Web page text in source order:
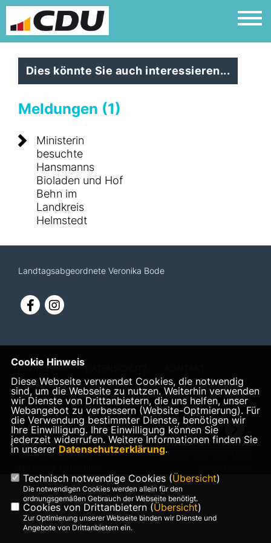
Dies könnte Sie auch interessieren...
Meldungen (1)
Ministerin
besuchte
Hansmanns
Bioladen und Hof
Behn im
Landkreis
Helmstedt
Landtagsabgeordnete Veronika Bode
IMPRESSUM
CDU in Niedersachsen
CDU Deutschlands
©2026 Veronika Bode
Realisation: Sharkness Media
Cookie Hinweis
Diese Webseite verwendet Cookies, die notwendig
sind, um die Webseite zu nutzen. Weiterhin verwenden
wir Dienste von Drittanbietern, die uns helfen, unser
Webangebot zu verbessern (Website-Optmierung). Für
die Verwendung bestimmter Dienste, benötigen wir
Ihre Einwilligung. Ihre Einwilligung können Sie
jederzeit widerrufen. Weitere Informationen finden Sie
in unserer Datenschutzerklärung.
Technisch notwendige Cookies (Übersicht)
Die notwendigen Cookies werden allein für den
ordnungsgemäßen Gebrauch der Webseite benötigt.
Cookies von Drittanbietern (Übersicht)
Zur Optimierung unserer Webseite binden wir Dienste und
Angebote von Drittanbietern ein.